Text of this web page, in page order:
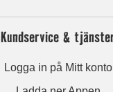
Kundservice &
Logga in på Mitt konto